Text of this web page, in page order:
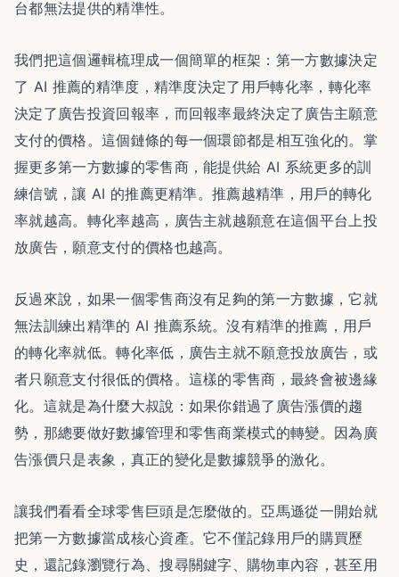
台都無法提供的精準性。
我們把這個邏輯梳理成一個簡單的框架：第一方數據決定
了 AI 推薦的精準度，精準度決定了用戶轉化率，轉化率
決定了廣告投資回報率，而回報率最終決定了廣告主願意
支付的價格。這個鏈條的每一個環節都是相互強化的。掌
握更多第一方數據的零售商，能提供給 AI 系統更多的訓
練信號，讓 AI 的推薦更精準。推薦越精準，用戶的轉化
率就越高。轉化率越高，廣告主就越願意在這個平台上投
放廣告，願意支付的價格也越高。
反過來說，如果一個零售商沒有足夠的第一方數據，它就
無法訓練出精準的 AI 推薦系統。沒有精準的推薦，用戶
的轉化率就低。轉化率低，廣告主就不願意投放廣告，或
者只願意支付很低的價格。這樣的零售商，最終會被邊緣
化。這就是為什麼大叔說：如果你錯過了廣告漲價的趨
勢，那總要做好數據管理和零售商業模式的轉變。因為廣
告漲價只是表象，真正的變化是數據競爭的激化。
讓我們看看全球零售巨頭是怎麼做的。亞馬遜從一開始就
把第一方數據當成核心資產。它不僅記錄用戶的購買歷
史，還記錄瀏覽行為、搜尋關鍵字、購物車內容，甚至用